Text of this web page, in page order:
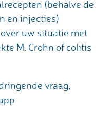
(behalve de
en injecties)
uw situatie met
M. Crohn of colitis
vraag,